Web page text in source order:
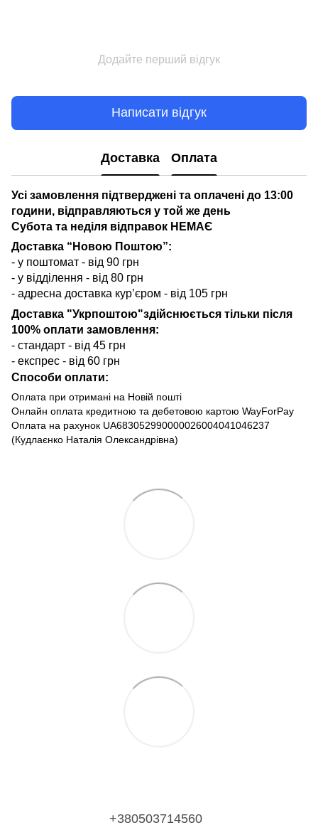
Додайте перший відгук
Написати відгук
Доставка Оплата
Усі замовлення підтверджені та оплачені до 13:00
години, відправляються у той же день
Субота та неділя відправок НЕМАЄ
Доставка “Новою Поштою”:
- у поштомат - від 90 грн
- у відділення - від 80 грн
- адресна доставка кур’єром - від 105 грн
Доставка "Укрпоштою"здійснюється тільки після
100% оплати замовлення:
- стандарт - від 45 грн
- експрес - від 60 грн
Способи оплати:
Оплата при отримані на Новій пошті
Онлайн оплата кредитною та дебетовою картою WayForPay
Оплата на рахунок UA683052990000026004041046237
(Кудлаєнко Наталія Олександрівна)
+380503714560